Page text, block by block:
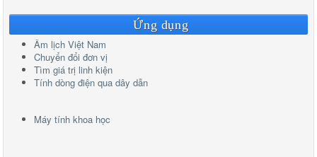
Ứng dụng
Âm lịch Việt Nam
Chuyển đổi đơn vị
Tìm giá trị linh kiện
Tính dòng điện qua dây dẫn
Máy tính khoa học